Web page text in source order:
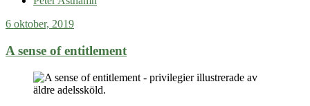
6 oktober, 2019
A sense of entitlement